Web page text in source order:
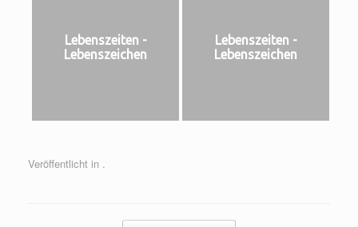
Lebenszeiten -
Lebenszeichen
Lebenszeiten -
Lebenszeichen
Veröffentlicht in .